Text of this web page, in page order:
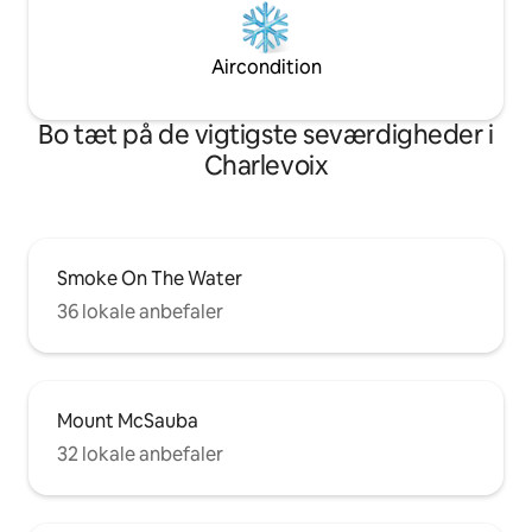
Aircondition
Bo tæt på de vigtigste seværdigheder i
Charlevoix
Smoke On The Water
36 lokale anbefaler
Mount McSauba
32 lokale anbefaler